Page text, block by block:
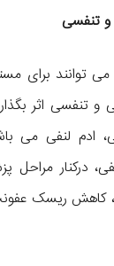
و تنفسی
توانند برای
و تنفسی اثر
ادم لنفی می
درکنار
کاهش ریسک